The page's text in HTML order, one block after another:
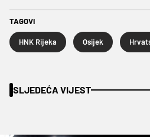
TAGOVI
HNK Rijeka Osijek
SLJEDEĆA VIJEST